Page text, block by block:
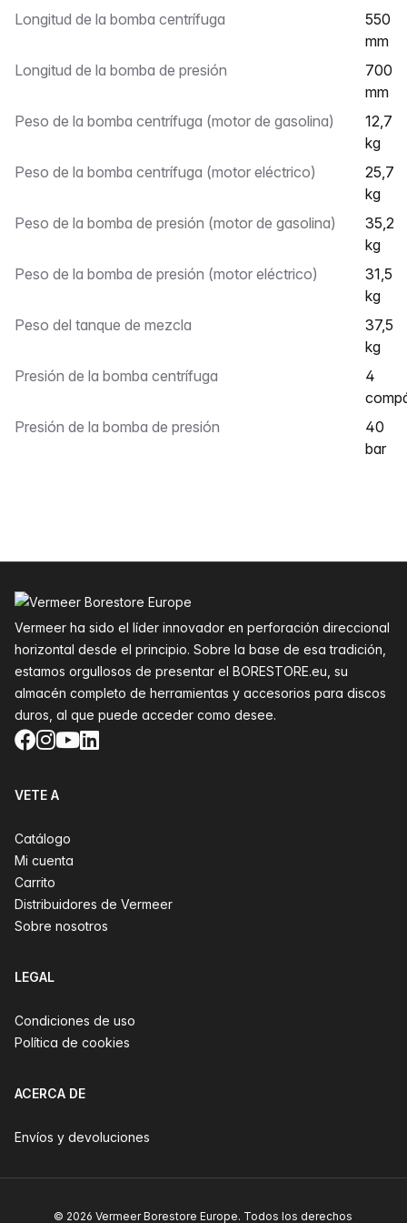
Longitud de la bomba centrífuga
550
mm
Longitud de la bomba de presión
700
mm
Peso de la bomba centrífuga (motor de gasolina)
12,7
kg
Peso de la bomba centrífuga (motor eléctrico)
25,7
kg
Peso de la bomba de presión (motor de gasolina)
35,2
kg
Peso de la bomba de presión (motor eléctrico)
31,5
kg
Peso del tanque de mezcla
37,5
kg
Presión de la bomba centrífuga
4
Presión de la bomba de presión
40
bar
Vermeer ha sido el líder innovador en perforación direccional
horizontal desde el principio. Sobre la base de esa tradición,
estamos orgullosos de presentar el BORESTORE.eu, su
almacén completo de herramientas y accesorios para discos
duros, al que puede acceder como desee.
Facebook
Instagram
YouTube
LinkedIn
VETE A
Catálogo
Mi cuenta
Carrito
Distribuidores de Vermeer
Sobre nosotros
LEGAL
Condiciones de uso
Política de cookies
ACERCA DE
Envíos y devoluciones
© 2026 Vermeer Borestore Europe. Todos los derechos